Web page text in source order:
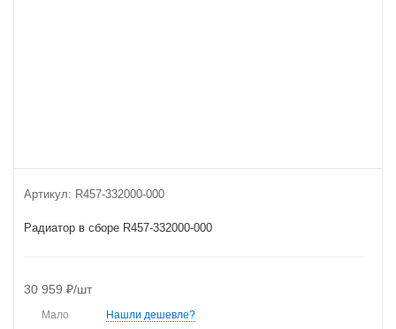
Артикул: R457-332000-000
Радиатор в сборе R457-332000-000
30 959 ₽/шт
Мало Нашли дешевле?